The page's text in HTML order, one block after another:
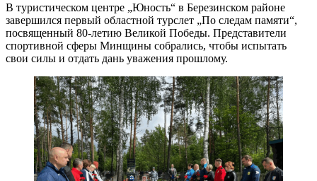
В туристическом центре „Юность“ в Березинском районе
завершился первый областной турслет „По следам памяти“,
посвященный 80-летию Великой Победы. Представители
спортивной сферы Минщины собрались, чтобы испытать
свои силы и отдать дань уважения прошлому.